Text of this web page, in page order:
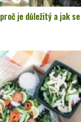
je důležitý a jak